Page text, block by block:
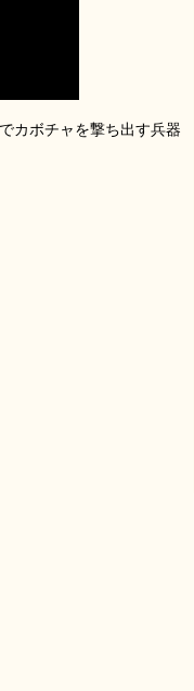
カボチャを撃ち出す兵器